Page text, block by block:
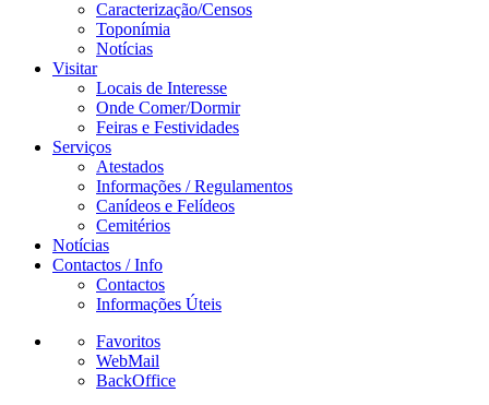
Caracterização/Censos
Toponímia
Notícias
Visitar
Locais de Interesse
Onde Comer/Dormir
Feiras e Festividades
Serviços
Atestados
Informações / Regulamentos
Canídeos e Felídeos
Cemitérios
Notícias
Contactos / Info
Contactos
Informações Úteis
Favoritos
WebMail
BackOffice